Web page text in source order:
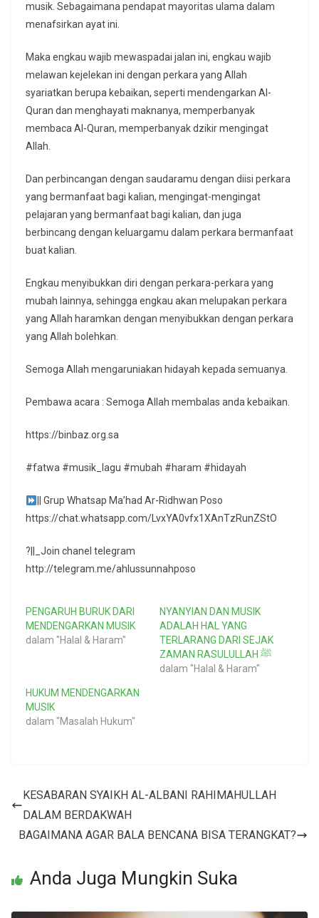
musik. Sebagaimana pendapat mayoritas ulama dalam
menafsirkan ayat ini.
Maka engkau wajib mewaspadai jalan ini, engkau wajib
melawan kejelekan ini dengan perkara yang Allah
syariatkan berupa kebaikan, seperti mendengarkan Al-
Quran dan menghayati maknanya, memperbanyak
membaca Al-Quran, memperbanyak dzikir mengingat
Allah.
Dan perbincangan dengan saudaramu dengan diisi perkara
yang bermanfaat bagi kalian, mengingat-mengingat
pelajaran yang bermanfaat bagi kalian, dan juga
berbincang dengan keluargamu dalam perkara bermanfaat
buat kalian.
Engkau menyibukkan diri dengan perkara-perkara yang
mubah lainnya, sehingga engkau akan melupakan perkara
yang Allah haramkan dengan menyibukkan dengan perkara
yang Allah bolehkan.
Semoga Allah mengaruniakan hidayah kepada semuanya.
Pembawa acara : Semoga Allah membalas anda kebaikan.
https://binbaz.org.sa
#fatwa #musik_lagu #mubah #haram #hidayah
|| Grup Whatsap Ma’had Ar-Ridhwan Poso
https://chat.whatsapp.com/LvxYA0vfx1XAnTzRunZStO
?||_Join chanel telegram
http://telegram.me/ahlussunnahposo
PENGARUH BURUK DARI
MENDENGARKAN MUSIK
dalam "Halal & Haram"
NYANYIAN DAN MUSIK
ADALAH HAL YANG
TERLARANG DARI SEJAK
ZAMAN RASULULLAH ﷺ
dalam "Halal & Haram"
HUKUM MENDENGARKAN
MUSIK
dalam "Masalah Hukum"
KESABARAN SYAIKH AL-ALBANI RAHIMAHULLAH
DALAM BERDAKWAH
BAGAIMANA AGAR BALA BENCANA BISA TERANGKAT?
Anda Juga Mungkin Suka